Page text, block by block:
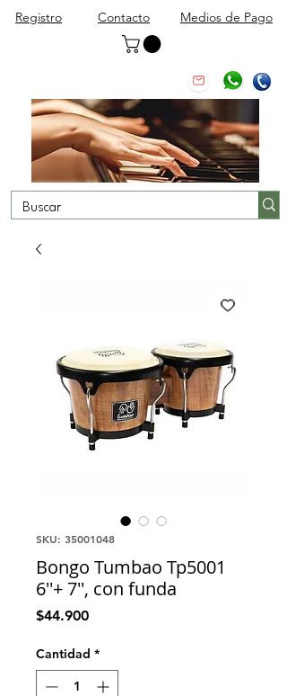
Registro Contacto Medios de Pago
SKU: 35001048
Bongo Tumbao Tp5001
6''+ 7'', con funda
$44.900Precio
Cantidad *